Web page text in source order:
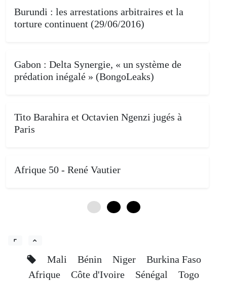
Burundi : les arrestations arbitraires et la
torture continuent (29/06/2016)
Gabon : Delta Synergie, « un système de
prédation inégalé » (BongoLeaks)
Tito Barahira et Octavien Ngenzi jugés à
Paris
Afrique 50 - René Vautier
Mali Bénin Niger
Burkina Faso
Afrique
Côte d'Ivoire Sénégal Togo